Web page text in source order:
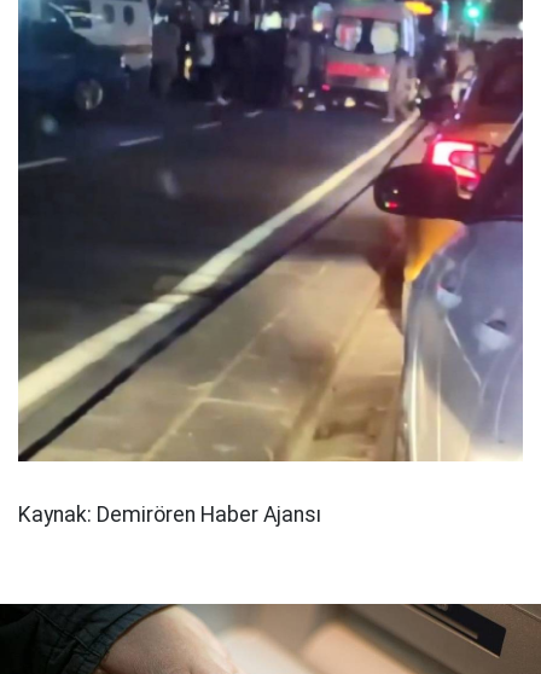
Kaynak: Demirören Haber Ajansı